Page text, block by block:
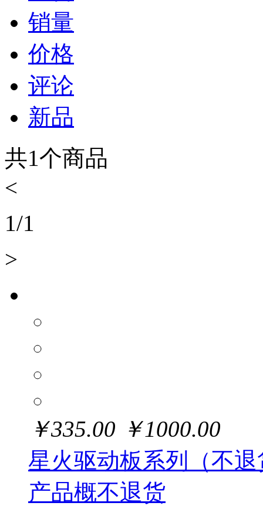
销量
价格
评论
新品
共1个商品
<
1/1
>
￥335.00 ￥1000.00
星火驱动板系列（不
产品概不退货